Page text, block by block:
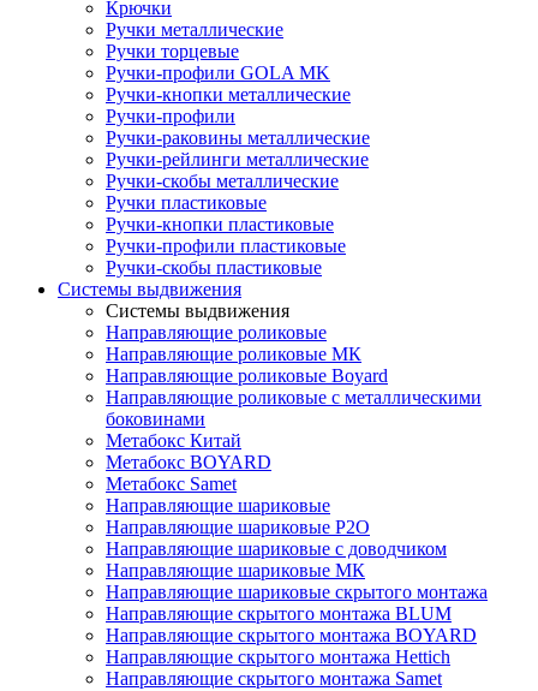
Крючки
Ручки металлические
Ручки торцевые
Ручки-профили GOLA MK
Ручки-кнопки металлические
Ручки-профили
Ручки-раковины металлические
Ручки-рейлинги металлические
Ручки-скобы металлические
Ручки пластиковые
Ручки-кнопки пластиковые
Ручки-профили пластиковые
Ручки-скобы пластиковые
Системы выдвижения
Системы выдвижения
Направляющие роликовые
Направляющие роликовые МК
Направляющие роликовые Boyard
Направляющие роликовые с металлическими
боковинами
Метабокс Китай
Метабокс BOYARD
Метабокс Samet
Направляющие шариковые
Направляющие шариковые P2O
Направляющие шариковые с доводчиком
Направляющие шариковые МК
Направляющие шариковые скрытого монтажа
Направляющие скрытого монтажа BLUM
Направляющие скрытого монтажа BOYARD
Направляющие скрытого монтажа Hettich
Направляющие скрытого монтажа Samet